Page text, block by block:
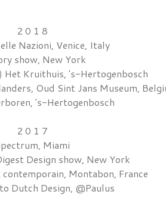
2 0 1 8
Nazioni, Venice, Italy
show, New York
Het Kruithuis, 's-Hertogenbosch
Oud Sint Jans Museum,
's-Hertogenbosch
2 0 1 7
Miami
Design show, New York
Montabon, France
Dutch Design, @Paulus